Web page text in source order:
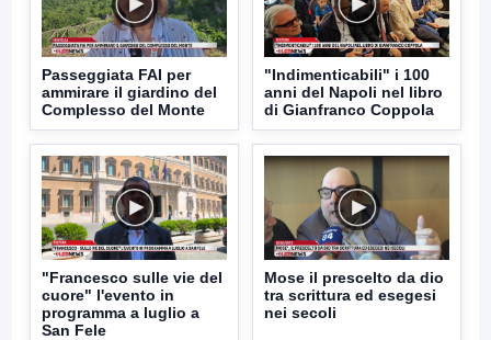
Passeggiata FAI per
ammirare il giardino del
Complesso del Monte
"Indimenticabili" i 100
anni del Napoli nel libro
di Gianfranco Coppola
"Francesco sulle vie del
cuore" l'evento in
programma a luglio a
San Fele
Mose il prescelto da dio
tra scrittura ed esegesi
nei secoli